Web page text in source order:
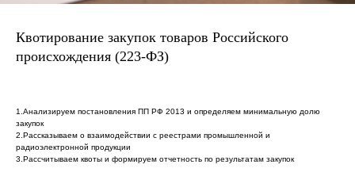
Квотирование закупок товаров Российского
происхождения (223-ФЗ)
1.Анализируем постановления ПП РФ 2013 и определяем минимальную долю
закупок
2.Рассказываем о взаимодействии с реестрами промышленной и
радиоэлектронной продукции
3.Рассчитываем квоты и формируем отчетность по результатам закупок